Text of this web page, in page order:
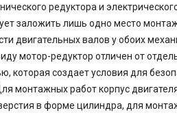
редуктора и
заложить лишь одно место
двигательных валов у обоих
мотор-редуктор отличен от
которая создает условия для
монтажных работ корпус
в форме цилиндра, для